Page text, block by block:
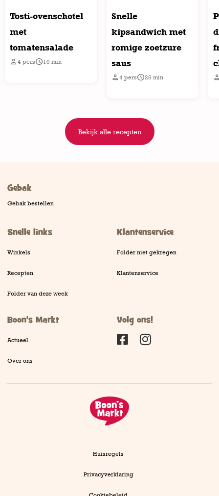
Tosti-ovenschotel
met
tomatensalade
 4 pers10 min
Snelle
kipsandwich met
romige zoetzure
saus
 4 pers25 min
Bekijk alle recepten
Gebak
Gebak bestellen
Snelle links
Winkels
Recepten
Folder van deze week
Klantenservice
Folder niet gekregen
Klantenservice
Boon's Markt
Actueel
Over ons
Volg ons!
Facebook
Huisregels
Privacyverklaring